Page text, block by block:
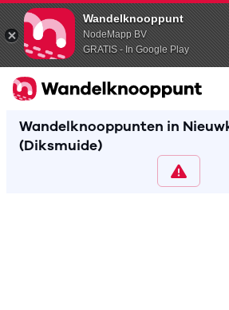
Wandelknooppunt
NodeMapp BV
GRATIS - In Google Play
Wandelknooppunten in
(Diksmuide)